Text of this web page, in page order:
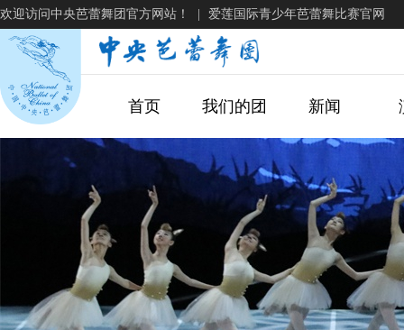
欢迎访问中央芭蕾舞团官方网站！ 爱莲国际青少年芭蕾舞比赛官网
首页 我们的团 新闻